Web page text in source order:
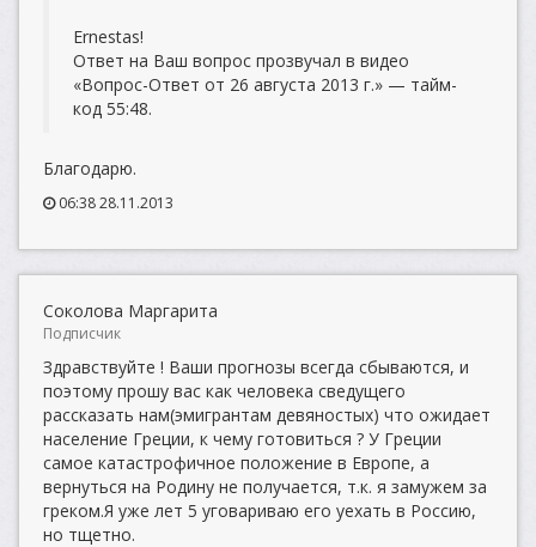
Ernestas!
Ответ на Ваш вопрос прозвучал в видео
«Вопрос-Ответ от 26 августа 2013 г.» — тайм-
код 55:48.
Благодарю.
06:38 28.11.2013
Соколова Маргарита
Подписчик
Здравствуйте ! Ваши прогнозы всегда сбываются, и
поэтому прошу вас как человека сведущего
рассказать нам(эмигрантам девяностых) что ожидает
население Греции, к чему готовиться ? У Греции
самое катастрофичное положение в Европе, а
вернуться на Родину не получается, т.к. я замужем за
греком.Я уже лет 5 уговариваю его уехать в Россию,
но тщетно.